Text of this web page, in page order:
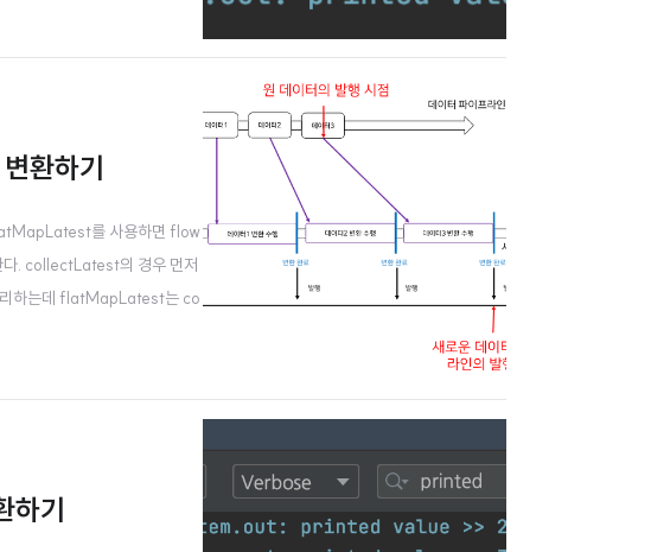
환하기
를 사용하면 flow
다. collectLatest의 경우 먼저
리하는데 flatMapLatest는 co
하기